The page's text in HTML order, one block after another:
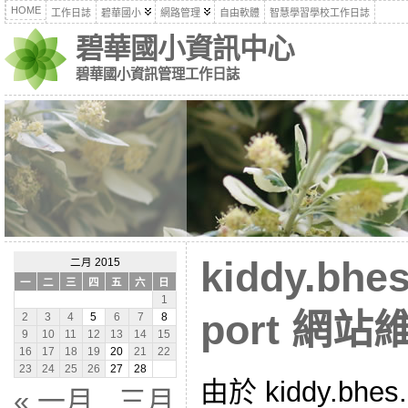
HOME 工作日誌 碧華國小 網路管理 自由軟體 智慧學習學校工作日誌
碧華國小資訊中心
碧華國小資訊管理工作日誌
二月 2015
一
二 三 四 五 六
日
1
2
3 4 5 6 7
8
9
10 11 12 13 14
15
16
17 18 19 20 21
22
23
24 25 26 27 28
« 一月 三月
port 網站
由於